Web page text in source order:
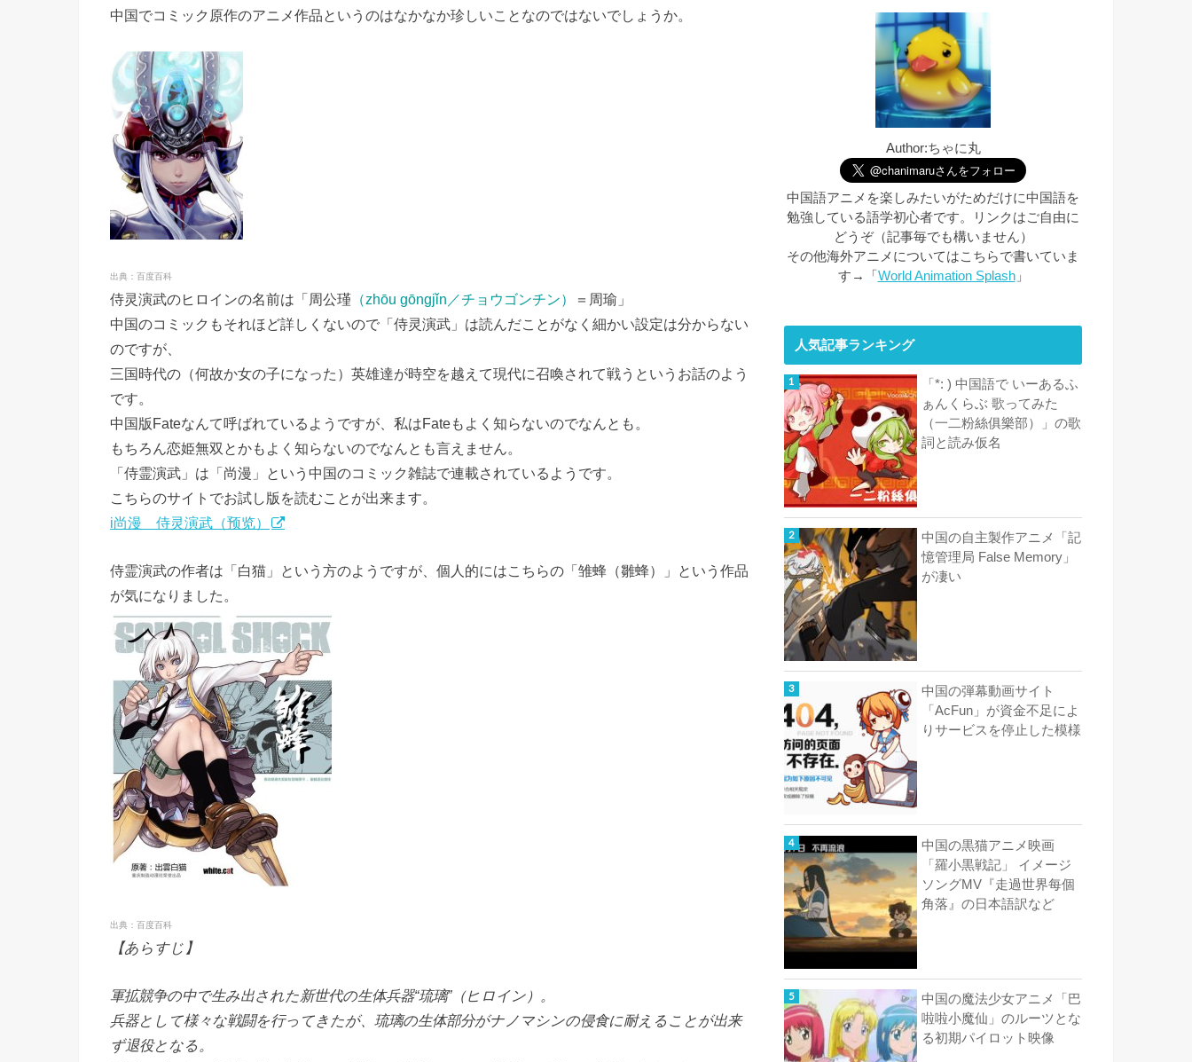
中国でコミック原作のアニメ作品というのはなかなか珍しいことなのではないでしょうか。
出典：百度百科
侍灵演武のヒロインの名前は「周公瑾 （zhōu gōngjǐn／チョウゴンチン）
＝周瑜」
中国のコミックもそれほど詳しくないので「侍灵演武」は読んだことがなく細かい設定は分からない
のですが、
三国時代の（何故か女の子になった）英雄達が時空を越えて現代に召喚されて戦うというお話のよう
です。
中国版Fateなんて呼ばれているようですが、私はFateもよく知らないのでなんとも。
もちろん恋姫無双とかもよく知らないのでなんとも言えません。
「侍霊演武」は「尚漫」という中国のコミック雑誌で連載されているようです。
こちらのサイトでお試し版を読むことが出来ます。
i尚漫 侍灵演武（预览）
侍霊演武の作者は「白猫」という方のようですが、個人的にはこちらの「雏蜂（雛蜂）」という作品
が気になりました。
出典：百度百科
【あらすじ】
軍拡競争の中で生み出された新世代の生体兵器“琉璃”（ヒロイン）。
兵器として様々な戦闘を行ってきたが、琉璃の生体部分がナノマシンの侵食に耐えることが出来
ず退役となる。
Author:ちゃに丸
中国語アニメを楽しみたいがためだけに中国語を
勉強している語学初心者です。リンクはご自由に
どうぞ（記事毎でも構いません）
その他海外アニメについてはこちらで書いていま
す→「 World Animation Splash」
人気記事ランキング
「*: ) 中国語で いーあるふ
ぁんくらぶ 歌ってみた
（一二粉絲俱樂部）」の歌
詞と読み仮名
中国の自主製作アニメ「記
憶管理局 False Memory」
が凄い
中国の弾幕動画サイト
「AcFun」が資金不足によ
りサービスを停止した模様
中国の黒猫アニメ映画
「羅小黒戦記」 イメージ
ソングMV『走過世界每個
角落』の日本語訳など
中国の魔法少女アニメ「巴
啦啦小魔仙」のルーツとな
る初期パイロット映像